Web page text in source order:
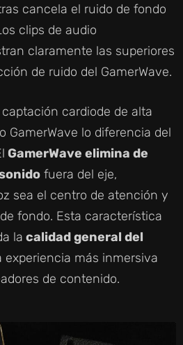
cancela el ruido de fondo
clips de audio
claramente las superiores
de ruido del GamerWave.
cardiode de alta
GamerWave lo diferencia del
GamerWave elimina de
fuera del eje,
sea el centro de atención y
fondo. Esta característica
la calidad general del
experiencia más inmersiva
de contenido.